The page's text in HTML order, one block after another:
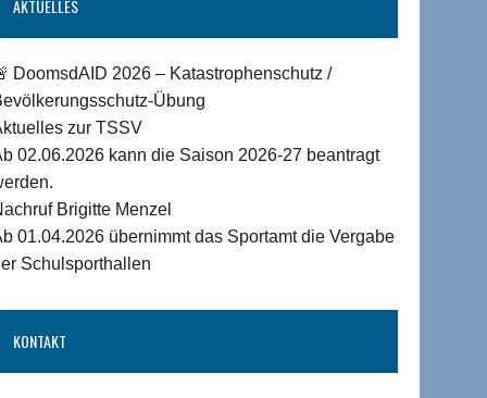
AKTUELLES
DoomsdAID 2026 – Katastrophenschutz /
Übung
zur TSSV
02.06.2026 kann die Saison 2026-27 beantragt
Brigitte Menzel
01.04.2026 übernimmt das Sportamt die Vergabe
Schulsporthallen
KONTAKT